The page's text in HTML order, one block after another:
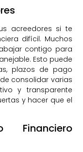
acreedores si te
difícil. Muchos
contigo para
Esto puede
plazos de pago
consolidar varias
y transparente
y hacer que el
Financiero